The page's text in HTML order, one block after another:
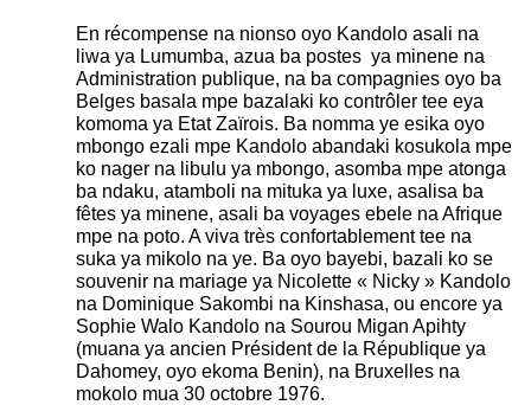
En récompense na nionso oyo Kandolo asali na
liwa ya Lumumba, azua ba postes ya minene na
Administration publique, na ba compagnies oyo ba
Belges basala mpe bazalaki ko contrôler tee eya
komoma ya Etat Zaïrois. Ba nomma ye esika oyo
mbongo ezali mpe Kandolo abandaki kosukola mpe
ko nager na libulu ya mbongo, asomba mpe atonga
ba ndaku, atamboli na mituka ya luxe, asalisa ba
fêtes ya minene, asali ba voyages ebele na Afrique
mpe na poto. A viva très confortablement tee na
suka ya mikolo na ye. Ba oyo bayebi, bazali ko se
souvenir na mariage ya Nicolette « Nicky » Kandolo
na Dominique Sakombi na Kinshasa, ou encore ya
Sophie Walo Kandolo na Sourou Migan Apihty
(muana ya ancien Président de la République ya
Dahomey, oyo ekoma Benin), na Bruxelles na
mokolo mua 30 octobre 1976.